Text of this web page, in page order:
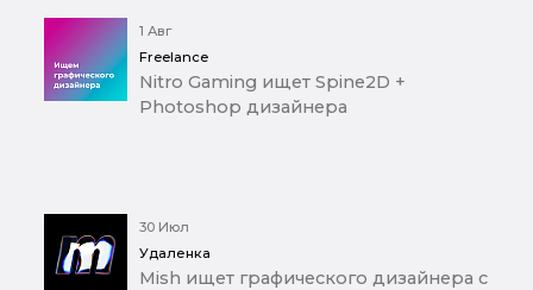
1 Авг
Freelance
Nitro Gaming ищет Spine2D +
Photoshop дизайнера
30 Июл
Удаленка
Mish ищет графического дизайнера с